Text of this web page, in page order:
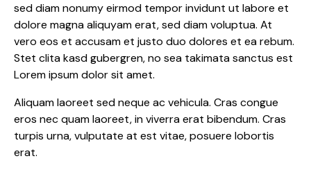
sed diam nonumy eirmod tempor invidunt ut labore et
dolore magna aliquyam erat, sed diam voluptua. At
vero eos et accusam et justo duo dolores et ea rebum.
Stet clita kasd gubergren, no sea takimata sanctus est
Lorem ipsum dolor sit amet.
Aliquam laoreet sed neque ac vehicula. Cras congue
eros nec quam laoreet, in viverra erat bibendum. Cras
turpis urna, vulputate at est vitae, posuere lobortis
erat.